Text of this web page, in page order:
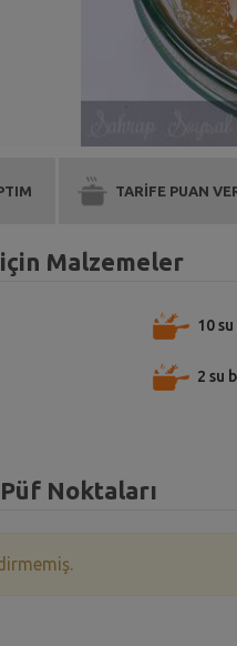
TARİFE PUAN
Malzemeler
10
2 su
Noktaları